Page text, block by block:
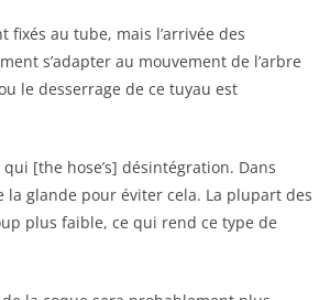
au tube, mais l’arrivée des
s’adapter au mouvement de l’arbre
le desserrage de ce tuyau est
[the hose’s] désintégration. Dans
la glande pour éviter cela. La plupart des
plus faible, ce qui rend ce type de